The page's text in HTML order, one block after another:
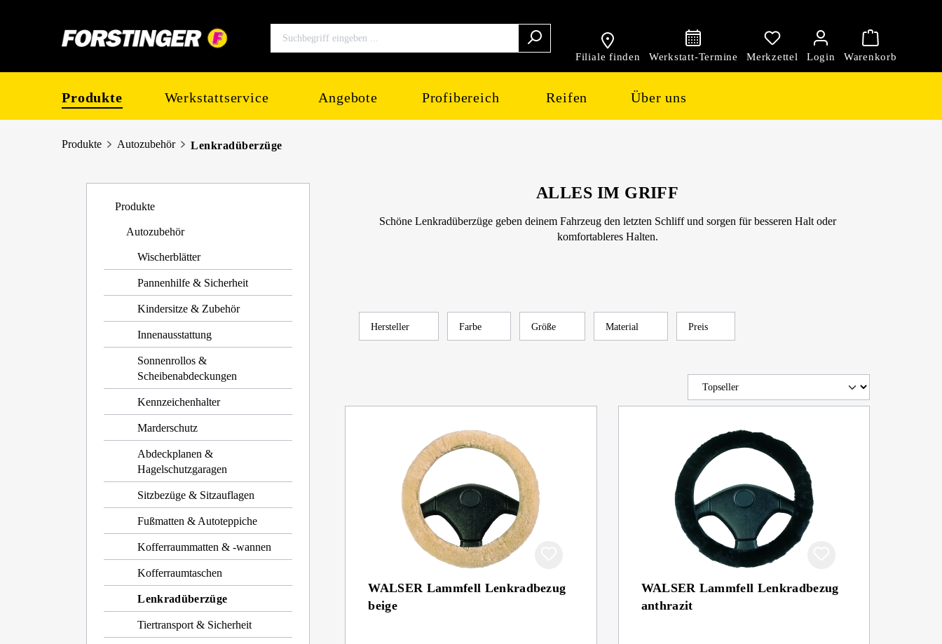
Filiale finden
Produkte Werkstattservice Angebote Profibereich Reifen Über uns
Produkte Autozubehör Lenkradüberzüge
Produkte
Autozubehör
Wischerblätter
Pannenhilfe & Sicherheit
Kindersitze & Zubehör
Innenausstattung
Sonnenrollos &
Scheibenabdeckungen
Kennzeichenhalter
Marderschutz
Abdeckplanen &
Hagelschutzgaragen
Sitzbezüge & Sitzauflagen
Fußmatten & Autoteppiche
Kofferraummatten & -wannen
Kofferraumtaschen
Lenkradüberzüge
Tiertransport & Sicherheit
ALLES IM GRIFF
Schöne Lenkradüberzüge geben deinem Fahrzeug den letzten Schliff und sorgen für besseren Halt oder
komfortableres Halten.
Hersteller Farbe Größe Material Preis
WALSER Lammfell Lenkradbezug
beige
WALSER Lammfell Lenkradbezug
anthrazit